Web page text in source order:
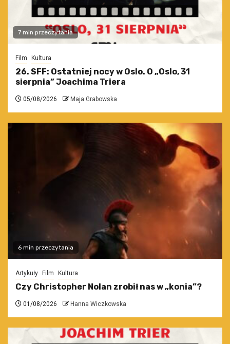
7 min przeczytania
Film Kultura
26. SFF: Ostatniej nocy w Oslo. O „Oslo, 31
sierpnia” Joachima Triera
05/08/2026 Maja Grabowska
6 min przeczytania
Artykuły Film Kultura
Czy Christopher Nolan zrobił nas w „konia”?
01/08/2026 Hanna Wiczkowska